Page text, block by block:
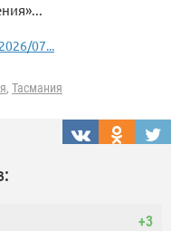
07...
, Тасмания
+3